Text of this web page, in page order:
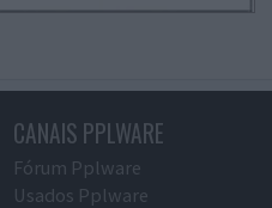
CANAIS PPLWARE
Fórum Pplware
Usados Pplware